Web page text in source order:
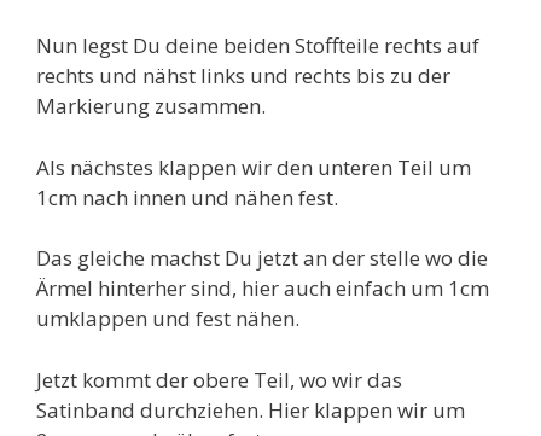
Nun legst Du deine beiden Stoffteile rechts auf
rechts und nähst links und rechts bis zu der
Markierung zusammen.
Als nächstes klappen wir den unteren Teil um
1cm nach innen und nähen fest.
Das gleiche machst Du jetzt an der stelle wo die
Ärmel hinterher sind, hier auch einfach um 1cm
umklappen und fest nähen.
Jetzt kommt der obere Teil, wo wir das
Satinband durchziehen. Hier klappen wir um